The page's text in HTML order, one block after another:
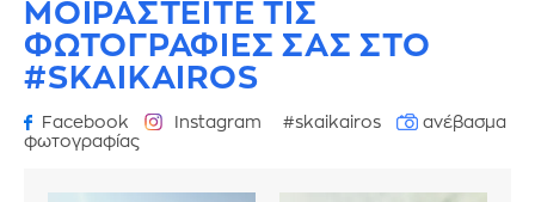
ΜΟΙΡΑΣΤΕΙΤΕ ΤΙΣ
ΦΩΤΟΓΡΑΦΙΕΣ ΣΑΣ ΣΤΟ
#SKAIKAIROS
Facebook Instagram #skaikairos
ανέβασμα
φωτογραφίας